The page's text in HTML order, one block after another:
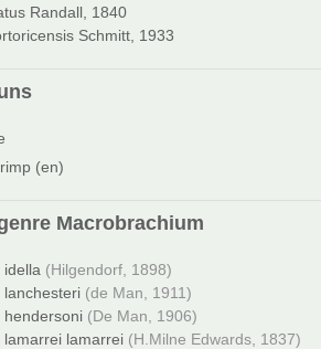
Randall, 1840
Schmitt, 1933
(en)
Macrobrachium
idella (Hilgendorf, 1898)
lanchesteri (de Man, 1911)
hendersoni (De Man, 1906)
lamarrei (H.Milne Edwards, 1837)